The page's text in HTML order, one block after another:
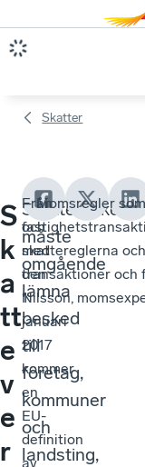
Skatter
S
k
a
tt
e
v
e
r
Skatteverket
måste
omgående
lämna
besked
till
företag,
kommuner
och
landsting,
Från
och
med
den
1
januari
2017
kommer
en
EU-
definition
av
– Momsregler
skattereglerna
transaktioner och
Nilsson,